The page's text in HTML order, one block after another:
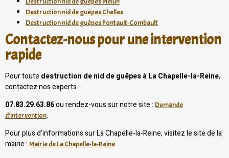
Destruction nid de guêpes Chelles
Destruction nid de guêpes Pontault-Combault
Contactez-nous pour une intervention
rapide
Pour toute destruction de nid de guêpes à La Chapelle-la-Reine,
contactez nos experts :
07.83.29.63.86ou rendez-vous sur notre site : Demande
d’intervention.
Pour plus d’informations sur La Chapelle-la-Reine, visitez le site de la
mairie : Mairie de La Chapelle-la-Reine